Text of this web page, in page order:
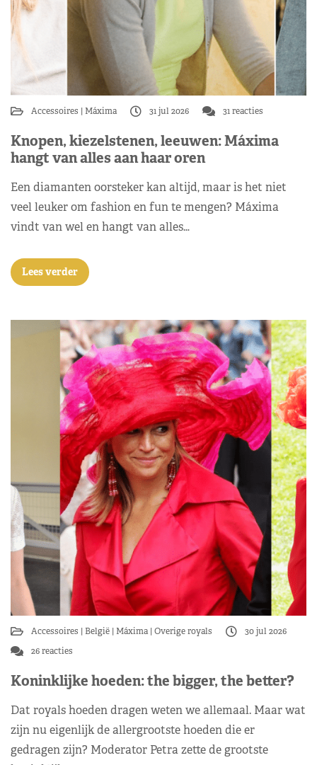
Accessoires Máxima 31 jul 2026 31 reacties
Knopen, kiezelstenen, leeuwen: Máxima
hangt van alles aan haar oren
Een diamanten oorsteker kan altijd, maar is het niet
veel leuker om fashion en fun te mengen? Máxima
vindt van wel en hangt van alles…
Lees verder
Accessoires België Máxima Overige royals
30 jul 2026
26 reacties
Koninklijke hoeden: the bigger, the better?
Dat royals hoeden dragen weten we allemaal. Maar wat
zijn nu eigenlijk de allergrootste hoeden die er
gedragen zijn? Moderator Petra zette de grootste